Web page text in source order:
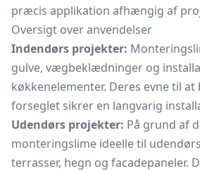
præcis applikation afhængig af
Oversigt over anvendelser
Indendørs projekter:
gulve, vægbeklædninger og
køkkenelementer. Deres evne til
forseglet sikrer en langvarig
Udendørs projekter: På grund af
monteringslime ideelle til
terrasser, hegn og facadepaneler.